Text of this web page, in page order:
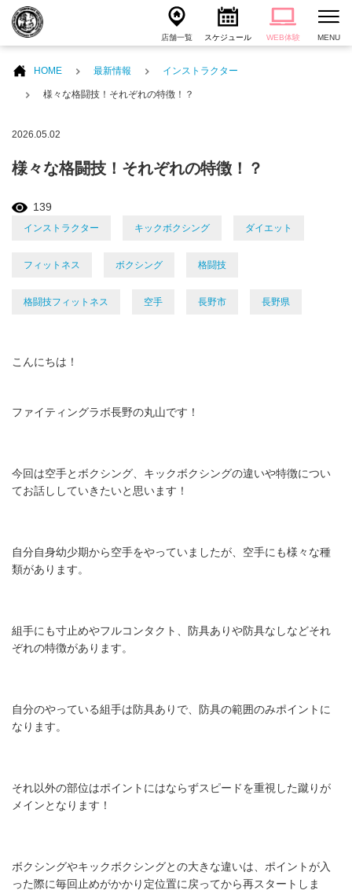
店舗一覧 スケジュール WEB体験 MENU
HOME 最新情報 インストラクター
様々な格闘技！それぞれの特徴！？
2026.05.02
様々な格闘技！それぞれの特徴！？
139
インストラクター キックボクシング ダイエット
フィットネス ボクシング 格闘技
格闘技フィットネス 空手 長野市 長野県
こんにちは！
ファイティングラボ長野の丸山です！
今回は空手とボクシング、キックボクシングの違いや特徴につい
てお話ししていきたいと思います！
自分自身幼少期から空手をやっていましたが、空手にも様々な種
類があります。
組手にも寸止めやフルコンタクト、防具ありや防具なしなどそれ
ぞれの特徴があります。
自分のやっている組手は防具ありで、防具の範囲のみポイントに
なります。
それ以外の部位はポイントにはならずスピードを重視した蹴りが
メインとなります！
ボクシングやキックボクシングとの大きな違いは、ポイントが入
った際に毎回止めがかかり定位置に戻ってから再スタートしま